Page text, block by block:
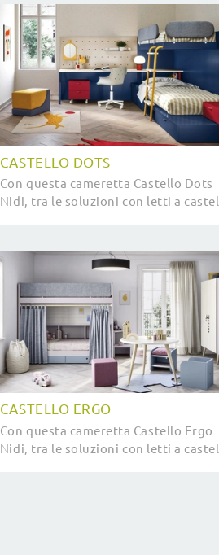
CASTELLO DOTS
Con questa cameretta Castello Dots
Nidi, tra le soluzioni con letti a
CASTELLO ERGO
Con questa cameretta Castello Ergo
Nidi, tra le soluzioni con letti a